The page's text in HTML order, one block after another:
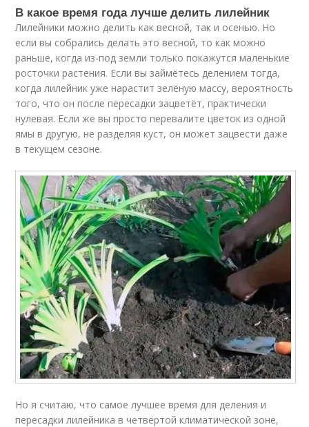
В какое время года лучше делить лилейник
Лилейники можно делить как весной, так и осенью. Но
если вы собрались делать это весной, то как можно
раньше, когда из-под земли только покажутся маленькие
росточки растения. Если вы займётесь делением тогда,
когда лилейник уже нарастит зелёную массу, вероятность
того, что он после пересадки зацветёт, практически
нулевая. Если же вы просто перевалите цветок из одной
ямы в другую, не разделяя куст, он может зацвести даже
в текущем сезоне.
Но я считаю, что самое лучшее время для деления и
пересадки лилейника в четвёртой климатической зоне,